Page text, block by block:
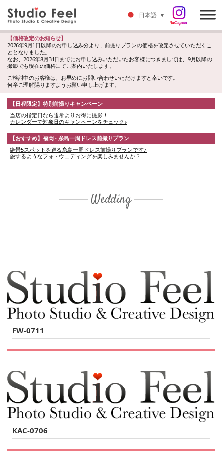
【価格改定のお知らせ】
2026年9月1日以降のお申し込み分より、前撮りプランの価格を改定させていただくこ
ととなりました。
なお、2026年8月31日までにお申し込みいただいたお客様につきましては、9月以降の
撮影でも現在の価格にてご案内いたします。
ご検討中のお客様は、お早めにお問い合わせいただけますと幸いです。
何卒ご理解賜りますようお願い申し上げます。
【日程限定】特別前撮りキャンペーン
当店の指定日なら通常よりお得に撮影！
カレンダーで対象日のキャンペーンをチェック♪
【おすすめ】福岡 - 糸島一周ドレス前撮りプラン
絶景5スポットを巡る糸島一周ドレス前撮りプランです♪
旅するようなフォトウェディングを楽しみませんか？
Wedding
FW-0711
KAC-0706
日本語 ▼